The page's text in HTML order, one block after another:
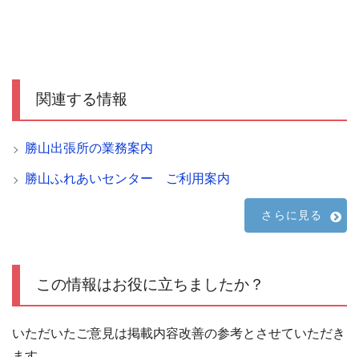
関連する情報
勝山出張所の業務案内
勝山ふれあいセンター ご利用案内
さらに見る
この情報はお役に立ちましたか？
いただいたご意見は掲載内容改善の参考とさせていただき